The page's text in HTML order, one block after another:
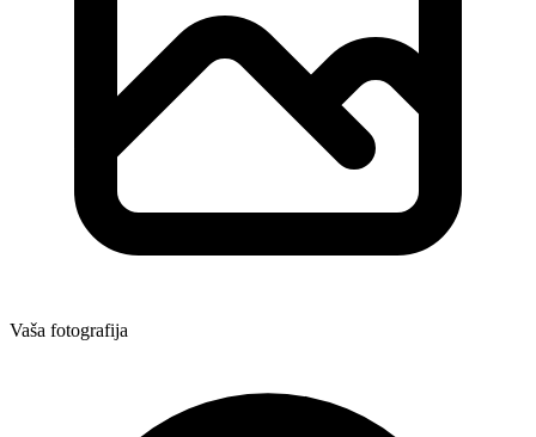
Vaša fotografija